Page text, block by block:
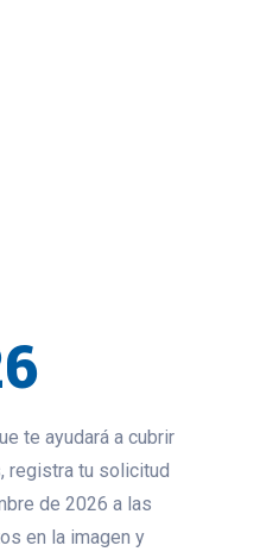
te ayudará a cubrir
registra tu solicitud
de 2026 a las
en la imagen y